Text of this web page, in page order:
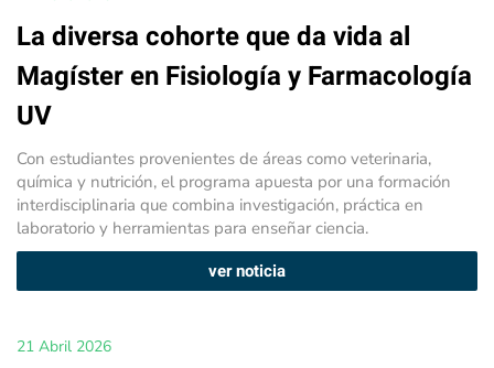
La diversa cohorte que da vida al
Magíster en Fisiología y Farmacología
UV
Con estudiantes provenientes de áreas como veterinaria,
química y nutrición, el programa apuesta por una formación
interdisciplinaria que combina investigación, práctica en
laboratorio y herramientas para enseñar ciencia.
ver noticia
21 Abril 2026